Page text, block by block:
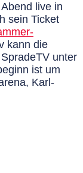
live in
sein Ticket
kann die
unter
ist um
Karl-